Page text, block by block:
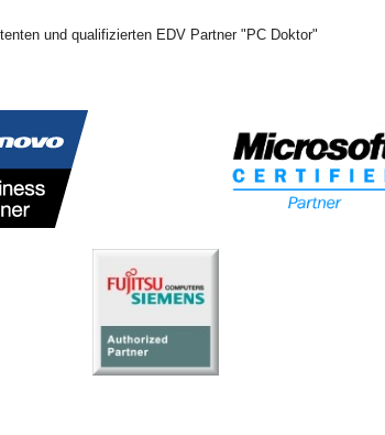
und qualifizierten EDV Partner "PC Doktor"